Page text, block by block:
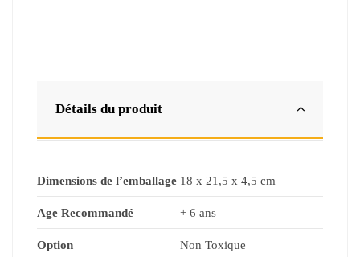
Détails du produit
Dimensions de l’emballage 18 x 21,5 x 4,5 cm
Age Recommandé + 6 ans
Option Non Toxique